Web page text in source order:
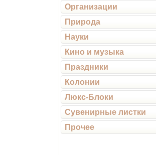
Организации
Природа
Науки
Кино и музыка
Праздники
Колонии
Люкс-Блоки
Сувенирные листки
Прочее